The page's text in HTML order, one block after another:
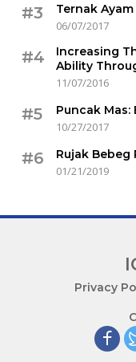
#3
Ternak
06/07/2017
#4
Increasing
Ability
11/07/2016
#5
Puncak
10/27/2017
#6
Rujak Bebeg
01/21/2019
Privacy